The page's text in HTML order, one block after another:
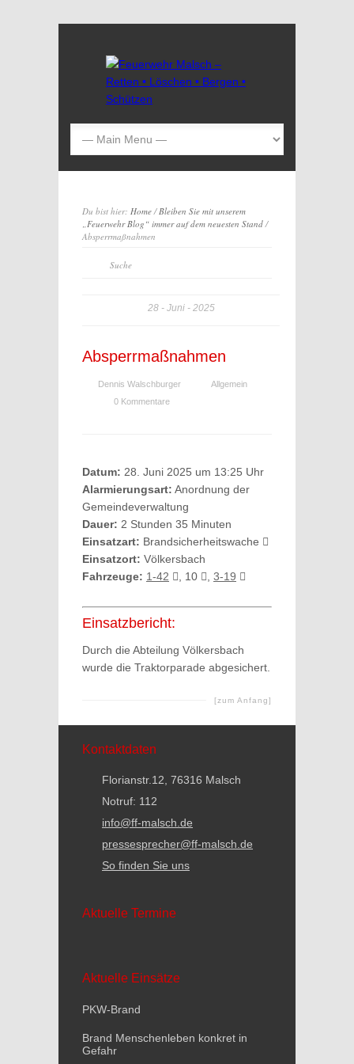
Du bist hier: Home/Bleiben Sie mit unserem
„Feuerwehr Blog“ immer auf dem neuesten Stand/
Absperrmaßnahmen
28 Juni 2025
Absperrmaßnahmen
Dennis Walschburger
Allgemein
0 Kommentare
Datum: 28. Juni 2025 um 13:25 Uhr
Alarmierungsart: Anordnung der
Gemeindeverwaltung
Dauer: 2 Stunden 35 Minuten
Einsatzart: Brandsicherheitswache
Einsatzort: Völkersbach
Fahrzeuge: 1-42 , 10 3-19
Einsatzbericht:
Durch die Abteilung Völkersbach
wurde die Traktorparade abgesichert.
[zum Anfang]
Kontaktdaten
Florianstr.12, 76316 Malsch
Notruf: 112
info@ff-malsch.de
pressesprecher@ff-malsch.de
So finden Sie uns
Aktuelle Termine
Aktuelle Einsätze
PKW-Brand
Brand Menschenleben konkret in
Gefahr